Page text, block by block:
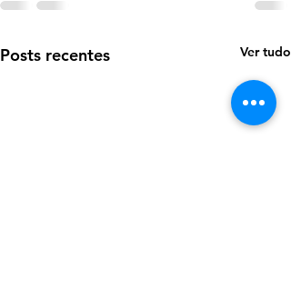
Posts recentes Ver tudo